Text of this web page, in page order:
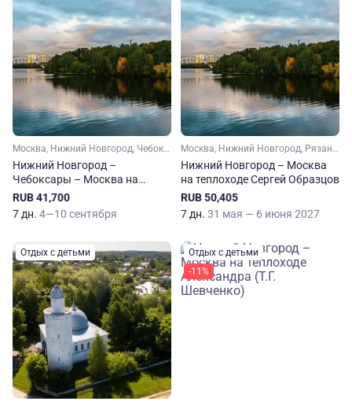
Москва, Нижний Новгород, Чебоксары, Муром, Павлово, Константиново
Нижний Новгород –
Чебоксары – Москва на
теплоходе Бородино
RUB 41,700
7 дн. 4—10 сентября
Москва, Нижний Новгород, Рязань, Муром, Касимов, Павлово, Константиново
Нижний Новгород – Москва
на теплоходе Сергей Образцов
RUB 50,405
7 дн. 31 мая — 6 июня 2027
Отдых с детьми
Отдых с детьми
-11%